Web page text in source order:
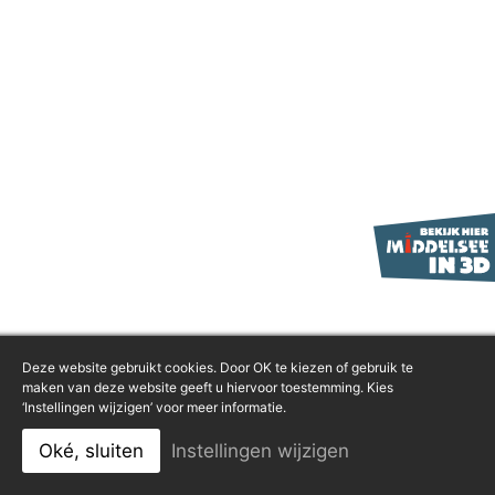
Deze website gebruikt cookies. Door OK te kiezen of gebruik te
maken van deze website geeft u hiervoor toestemming. Kies
‘Instellingen wijzigen’ voor meer informatie.
Oké, sluiten Instellingen wijzigen